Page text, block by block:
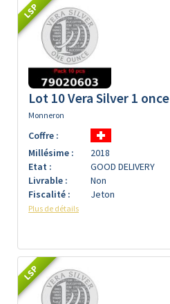
LSP
Lot 10 Vera Silver 1
Monneron
Coffre :
Millésime :
2018
Etat :
GOOD DELIVERY
Livrable :
Non
Fiscalité :
Jeton
Plus de détails
LSP